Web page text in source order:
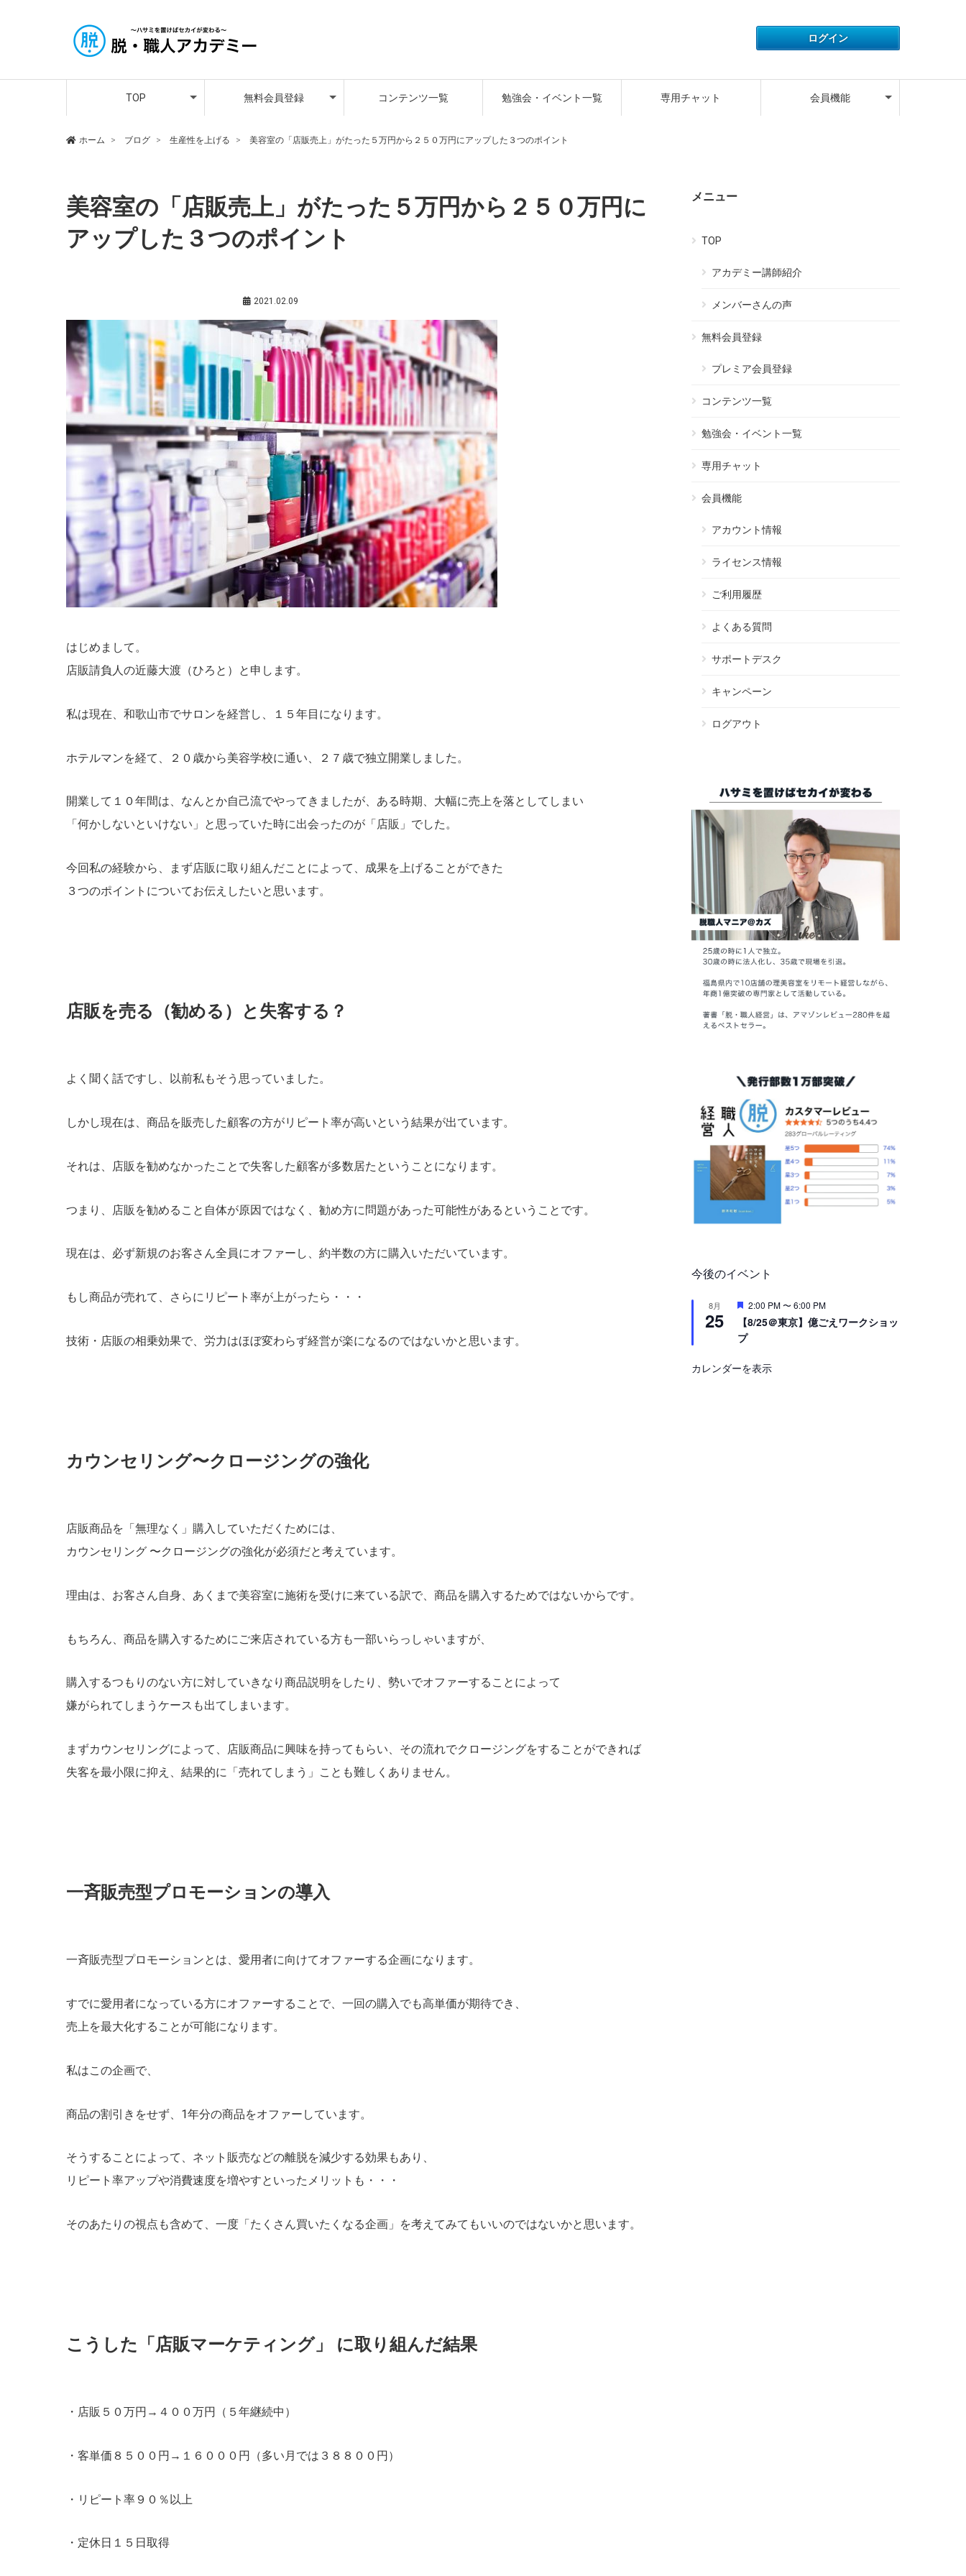
TOP
アカデミー講師紹介
メンバーさんの声
無料会員登録
プレミア会員登録
コンテンツ一覧 勉強会・イベント一覧 専用チャット 会員機能
ホーム ブログ 生産性を上げる 美容室の「店販売上」がたった５万円から２５０万円にアップした３つのポイント
美容室の「店販売上」がたった５万円から２５０万円に
アップした３つのポイント
2021.02.09
はじめまして。
店販請負人の近藤大渡（ひろと）と申します。
私は現在、和歌山市でサロンを経営し、１５年目になります。
ホテルマンを経て、２０歳から美容学校に通い、２７歳で独立開業しました。
開業して１０年間は、なんとか自己流でやってきましたが、ある時期、大幅に売上を落としてしまい
「何かしないといけない」と思っていた時に出会ったのが「店販」でした。
今回私の経験から、まず店販に取り組んだことによって、成果を上げることができた
３つのポイントについてお伝えしたいと思います。
店販を売る（勧める）と失客する？
よく聞く話ですし、以前私もそう思っていました。
しかし現在は、商品を販売した顧客の方がリピート率が高いという結果が出ています。
それは、店販を勧めなかったことで失客した顧客が多数居たということになります。
つまり、店販を勧めること自体が原因ではなく、勧め方に問題があった可能性があるということです。
現在は、必ず新規のお客さん全員にオファーし、約半数の方に購入いただいています。
もし商品が売れて、さらにリピート率が上がったら・・・
技術・店販の相乗効果で、労力はほぼ変わらず経営が楽になるのではないかと思います。
カウンセリング〜クロージングの強化
店販商品を「無理なく」購入していただくためには、
カウンセリング 〜クロージングの強化が必須だと考えています。
理由は、お客さん自身、あくまで美容室に施術を受けに来ている訳で、商品を購入するためではないからです。
もちろん、商品を購入するためにご来店されている方も一部いらっしゃいますが、
購入するつもりのない方に対していきなり商品説明をしたり、勢いでオファーすることによって
嫌がられてしまうケースも出てしまいます。
まずカウンセリングによって、店販商品に興味を持ってもらい、その流れでクロージングをすることができれば
失客を最小限に抑え、結果的に「売れてしまう」ことも難しくありません。
一斉販売型プロモーションの導入
一斉販売型プロモーションとは、愛用者に向けてオファーする企画になります。
すでに愛用者になっている方にオファーすることで、一回の購入でも高単価が期待でき、
売上を最大化することが可能になります。
私はこの企画で、
商品の割引きをせず、1年分の商品をオファーしています。
そうすることによって、ネット販売などの離脱を減少する効果もあり、
リピート率アップや消費速度を増やすといったメリットも・・・
そのあたりの視点も含めて、一度「たくさん買いたくなる企画」を考えてみてもいいのではないかと思います。
こうした「店販マーケティング」 に取り組んだ結果
・店販５０万円→４００万円（５年継続中）
・客単価８５００円→１６０００円（多い月では３８８００円）
・リピート率９０％以上
・定休日１５日取得
メニュー
TOP
アカデミー講師紹介
メンバーさんの声
無料会員登録
プレミア会員登録
コンテンツ一覧
勉強会・イベント一覧
専用チャット
会員機能
アカウント情報
ライセンス情報
ご利用履歴
よくある質問
サポートデスク
キャンペーン
ログアウト
今後のイベント
8月
25
注
2:00 PM〜6:00 PM
【8/25＠東京】億ごえワークショッ
プ
カレンダーを表示